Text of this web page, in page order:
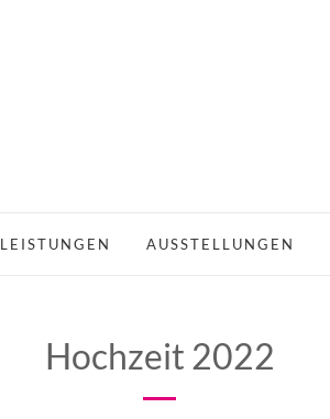
LEISTUNGEN AUSSTELLUNGEN
Hochzeit 2022